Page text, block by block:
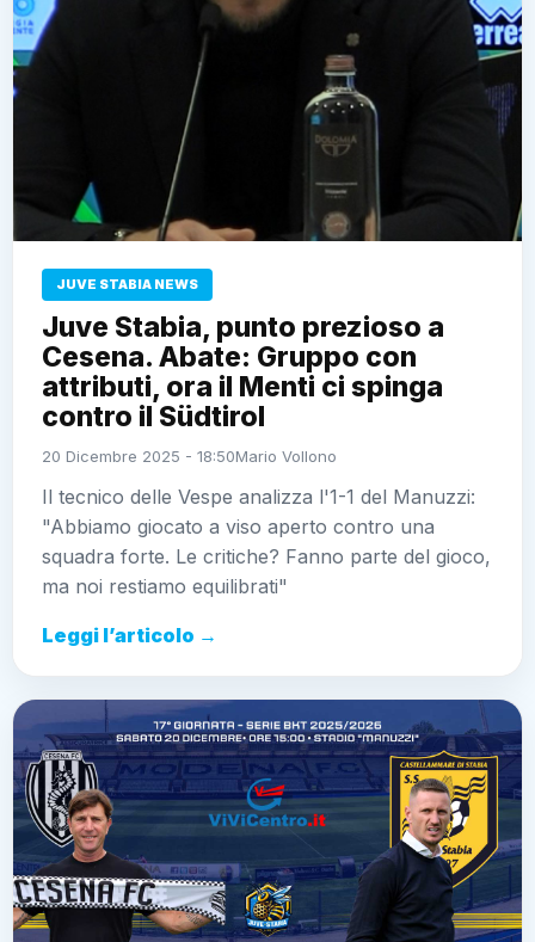
JUVE STABIA NEWS
Juve Stabia, punto prezioso a
Cesena. Abate: Gruppo con
attributi, ora il Menti ci spinga
contro il Südtirol
20 Dicembre 2025 - 18:50Mario Vollono
Il tecnico delle Vespe analizza l'1-1 del Manuzzi:
"Abbiamo giocato a viso aperto contro una
squadra forte. Le critiche? Fanno parte del gioco,
ma noi restiamo equilibrati"
Leggi l’articolo →